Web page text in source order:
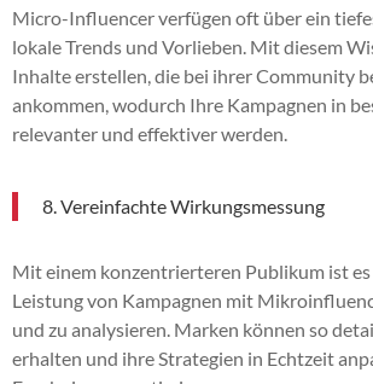
Micro-Influencer verfügen oft über ein
lokale Trends und Vorlieben. Mit diesem
Inhalte erstellen, die bei ihrer Community
ankommen, wodurch Ihre Kampagnen in
relevanter und effektiver werden.
8. Vereinfachte Wirkungsmessung
Mit einem konzentrierteren Publikum ist es
Leistung von Kampagnen mit
und zu analysieren. Marken können so
erhalten und ihre Strategien in Echtzeit